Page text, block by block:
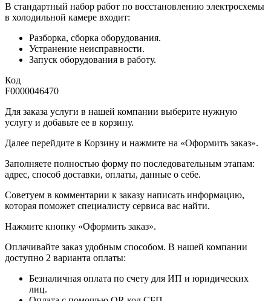
В стандартный набор работ по восстановлению электросхемы
в холодильной камере входит:
Разборка, сборка оборудования.
Устранение неисправности.
Запуск оборудования в работу.
Код
F0000046470
Для заказа услуги в нашей компании выберите нужную
услугу и добавьте ее в корзину.
Далее перейдите в Корзину и нажмите на «Оформить заказ».
​​​​​​​Заполняете полностью форму по последовательным этапам:
адрес, способ доставки, оплаты, данные о себе.
​​​​​​​Советуем в комментарии к заказу написать информацию,
которая поможет специалисту сервиса вас найти.
​​​​​​​Нажмите кнопку «Оформить заказ».
Оплачивайте заказ удобным способом. В нашей компании
доступно 2 варианта оплаты:
Безналичная оплата по счету для ИП и юридических
лиц.